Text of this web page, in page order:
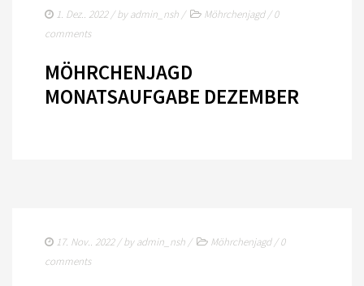
1. Dez.. 2022/ byadmin_nsh / Möhrchenjagd/0
comments
MÖHRCHENJAGD
MONATSAUFGABE DEZEMBER
17. Nov.. 2022/ byadmin_nsh / Möhrchenjagd/0
comments